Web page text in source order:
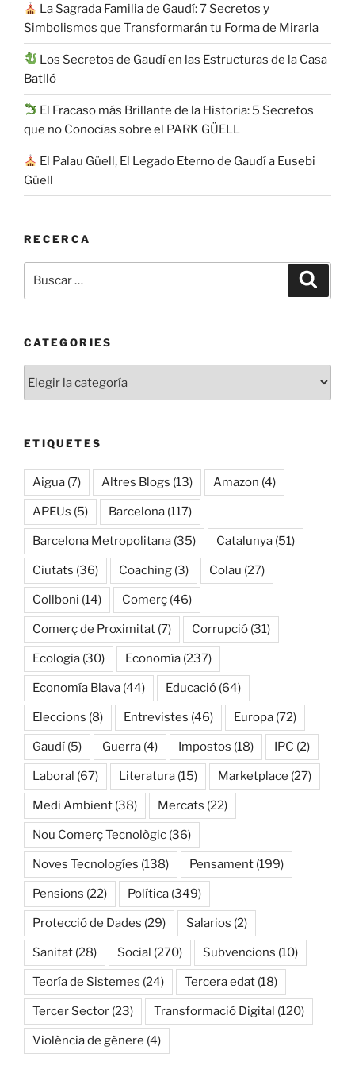
La Sagrada Familia de Gaudí: 7 Secretos y
Simbolismos que Transformarán tu Forma de Mirarla
Los Secretos de Gaudí en las Estructuras de la Casa
Batlló
El Fracaso más Brillante de la Historia: 5 Secretos
que no Conocías sobre el PARK GÜELL
El Palau Güell, El Legado Eterno de Gaudí a Eusebi
Güell
RECERCA
por:
CATEGORIES
ETIQUETES
Aigua (7) Altres Blogs (13) Amazon (4)
APEUs (5) Barcelona (117)
Barcelona Metropolitana (35) Catalunya (51)
Ciutats (36) Coaching (3) Colau (27)
Collboni (14) Comerç (46)
Comerç de Proximitat (7) Corrupció (31)
Ecologia (30) Economía (237)
Economía Blava (44) Educació (64)
Eleccions (8) Entrevistes (46) Europa (72)
Gaudí (5) Guerra (4) Impostos (18) IPC (2)
Laboral (67) Literatura (15) Marketplace (27)
Medi Ambient (38) Mercats (22)
Nou Comerç Tecnològic (36)
Noves Tecnologíes (138) Pensament (199)
Pensions (22) Política (349)
Protecció de Dades (29) Salarios (2)
Sanitat (28) Social (270) Subvencions (10)
Teoría de Sistemes (24) Tercera edat (18)
Tercer Sector (23) Transformació Digital (120)
Violència de gènere (4)